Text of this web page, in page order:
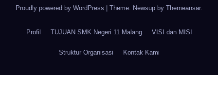
Proudly powered by WordPress Theme: Newsup by Themeansar.
Profil TUJUAN SMK Negeri 11 Malang VISI dan MISI
Struktur Organisasi Kontak Kami